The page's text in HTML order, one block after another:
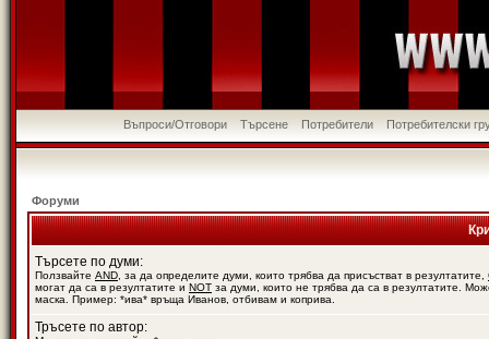
Въпроси/Отговори Търсене Потребители Потребителски
Форуми
Търсете по думи:
Ползвайте AND , за да определите думи, които трябва да присъстват в резултатите,
могат да са в резултатите и NOT за думи, които не трябва да са в резултатите.
маска. Пример: *ива* връща Иванов, отбивам и коприва.
Тръсете по автор: